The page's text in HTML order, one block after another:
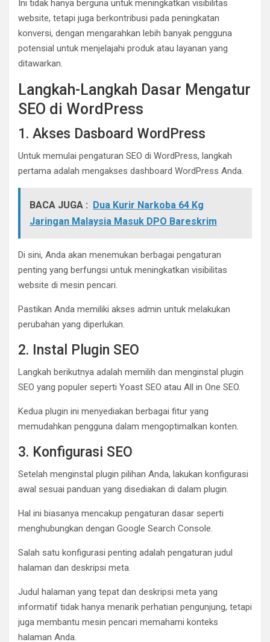
Ini tidak hanya berguna untuk meningkatkan visibilitas
website, tetapi juga berkontribusi pada peningkatan
konversi, dengan mengarahkan lebih banyak pengguna
potensial untuk menjelajahi produk atau layanan yang
ditawarkan.
Langkah-Langkah Dasar Mengatur
SEO di WordPress
1. Akses Dasboard WordPress
Untuk memulai pengaturan SEO di WordPress, langkah
pertama adalah mengakses dashboard WordPress Anda.
BACA JUGA : Dua Kurir Narkoba 64 Kg
Jaringan Malaysia Masuk DPO Bareskrim
Di sini, Anda akan menemukan berbagai pengaturan
penting yang berfungsi untuk meningkatkan visibilitas
website di mesin pencari.
Pastikan Anda memiliki akses admin untuk melakukan
perubahan yang diperlukan.
2. Instal Plugin SEO
Langkah berikutnya adalah memilih dan menginstal plugin
SEO yang populer seperti Yoast SEO atau All in One SEO.
Kedua plugin ini menyediakan berbagai fitur yang
memudahkan pengguna dalam mengoptimalkan konten.
3. Konfigurasi SEO
Setelah menginstal plugin pilihan Anda, lakukan konfigurasi
awal sesuai panduan yang disediakan di dalam plugin.
Hal ini biasanya mencakup pengaturan dasar seperti
menghubungkan dengan Google Search Console.
Salah satu konfigurasi penting adalah pengaturan judul
halaman dan deskripsi meta.
Judul halaman yang tepat dan deskripsi meta yang
informatif tidak hanya menarik perhatian pengunjung, tetapi
juga membantu mesin pencari memahami konteks
halaman Anda.